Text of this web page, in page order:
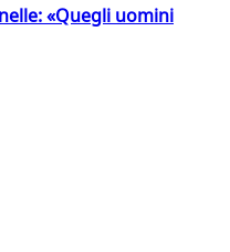
«Quegli uomini